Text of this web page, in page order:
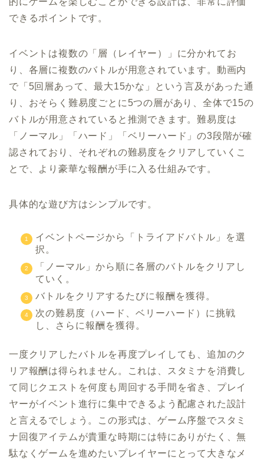
できるポイントです。
イベントは複数の「層（レイヤー）」に分かれてお
り、各層に複数のバトルが用意されています。動画内
で「5回層あって、最大15かな」という言及があった通
り、おそらく難易度ごとに5つの層があり、全体で15の
バトルが用意されていると推測できます。難易度は
「ノーマル」「ハード」「ベリーハード」の3段階が確
認されており、それぞれの難易度をクリアしていくこ
とで、より豪華な報酬が手に入る仕組みです。
具体的な遊び方はシンプルです。
イベントページから「トライアドバトル」を選
択。
「ノーマル」から順に各層のバトルをクリアし
ていく。
バトルをクリアするたびに報酬を獲得。
次の難易度（ハード、ベリーハード）に挑戦
し、さらに報酬を獲得。
一度クリアしたバトルを再度プレイしても、追加のク
リア報酬は得られません。これは、スタミナを消費し
て同じクエストを何度も周回する手間を省き、プレイ
ヤーがイベント進行に集中できるよう配慮された設計
と言えるでしょう。この形式は、ゲーム序盤でスタミ
ナ回復アイテムが貴重な時期には特にありがたく、無
駄なくゲームを進めたいプレイヤーにとって大きなメ